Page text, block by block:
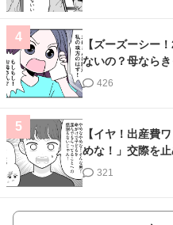
4
【ズーズーシー
ないの？母なら
426
5
【イヤ！出産費
めな！」交際を
321